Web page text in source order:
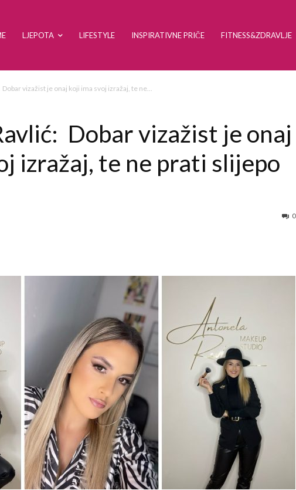
LJEPOTA LIFESTYLE INSPIRATIVNE PRIČE FITNESS&ZDRAVLJE
vizažist je onaj koji ima svoj izražaj, te ne...
Dobar vizažist je onaj
izražaj, te ne prati slijepo
0